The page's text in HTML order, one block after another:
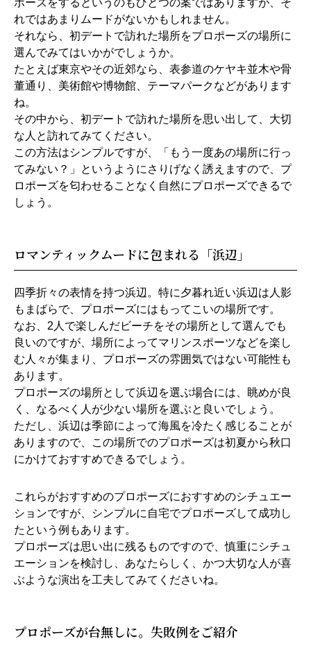
れではあまりムードがないかもしれません。
それなら、初デートで訪れた場所をプロポーズの場所に
選んでみてはいかがでしょうか。
たとえば東京やその近郊なら、表参道のケヤキ並木や骨
董通り、美術館や博物館、テーマパークなどがあります
ね。
その中から、初デートで訪れた場所を思い出して、大切
な人と訪れてみてください。
この方法はシンプルですが、「もう一度あの場所に行っ
てみない？」というようにさりげなく誘えますので、プ
ロポーズを匂わせることなく自然にプロポーズできるで
しょう。
ロマンティックムードに包まれる「浜辺」
四季折々の表情を持つ浜辺。特に夕暮れ近い浜辺は人影
もまばらで、プロポーズにはもってこいの場所です。
なお、2人で楽しんだビーチをその場所として選んでも
良いのですが、場所によってマリンスポーツなどを楽し
む人々が集まり、プロポーズの雰囲気ではない可能性も
あります。
プロポーズの場所として浜辺を選ぶ場合には、眺めが良
く、なるべく人が少ない場所を選ぶと良いでしょう。
ただし、浜辺は季節によって海風を冷たく感じることが
ありますので、この場所でのプロポーズは初夏から秋口
にかけておすすめできるでしょう。
これらがおすすめのプロポーズにおすすめのシチュエー
ションですが、シンプルに自宅でプロポーズして成功し
たという例もあります。
プロポーズは思い出に残るものですので、慎重にシチュ
エーションを検討し、あなたらしく、かつ大切な人が喜
ぶような演出を工夫してみてくださいね。
プロポーズが台無しに。失敗例をご紹介